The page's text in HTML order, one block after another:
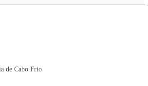
de Cabo Frio